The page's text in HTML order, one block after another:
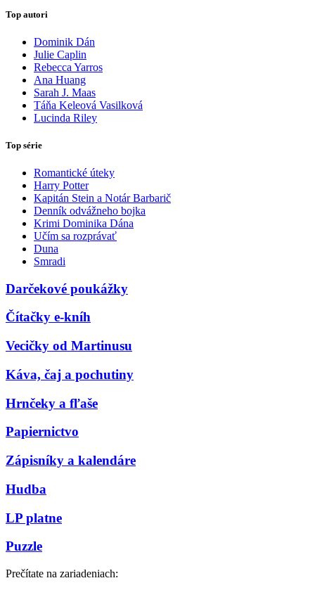
Top autori
Dominik Dán
Julie Caplin
Rebecca Yarros
Ana Huang
Sarah J. Maas
Táňa Keleová Vasilková
Lucinda Riley
Top série
Romantické úteky
Harry Potter
Kapitán Stein a Notár Barbarič
Denník odvážneho bojka
Krimi Dominika Dána
Učím sa rozprávať
Duna
Smradi
Darčekové poukážky
Čítačky e-kníh
Vecičky od Martinusu
Káva, čaj a pochutiny
Hrnčeky a fľaše
Papiernictvo
Zápisníky a kalendáre
Hudba
LP platne
Puzzle
Prečítate na zariadeniach: